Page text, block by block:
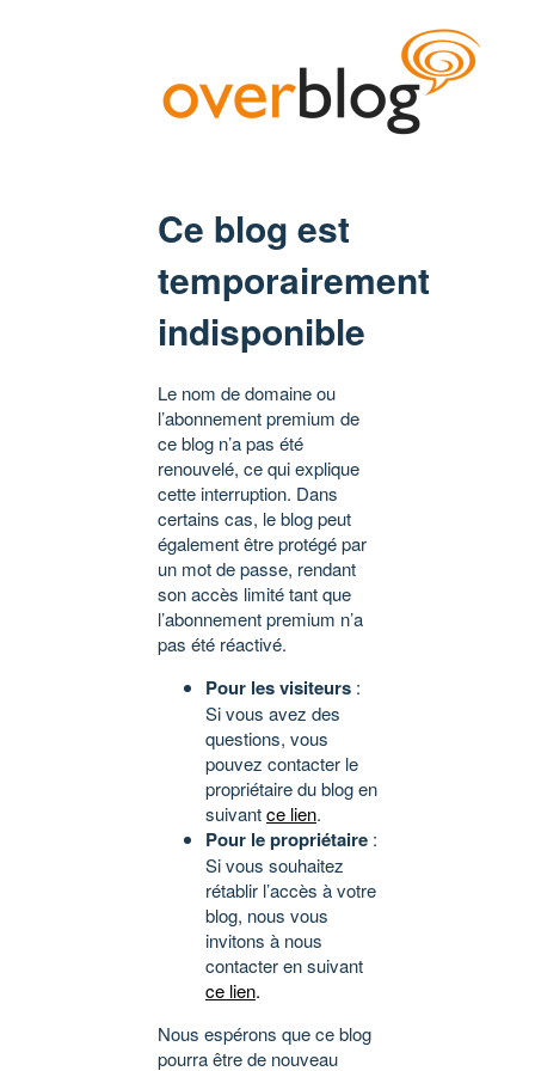
Ce blog est
temporairement
indisponible
Le nom de domaine ou
l’abonnement premium de
ce blog n’a pas été
renouvelé, ce qui explique
cette interruption. Dans
certains cas, le blog peut
également être protégé par
un mot de passe, rendant
son accès limité tant que
l’abonnement premium n’a
pas été réactivé.
Pour les visiteurs :
Si vous avez des
questions, vous
pouvez contacter le
propriétaire du blog en
suivantce lien.
Pour le propriétaire :
Si vous souhaitez
rétablir l’accès à votre
blog, nous vous
invitons à nous
contacter en suivant
ce lien.
Nous espérons que ce blog
pourra être de nouveau